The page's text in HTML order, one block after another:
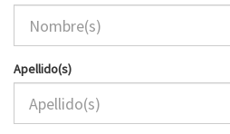
Apellido(s)